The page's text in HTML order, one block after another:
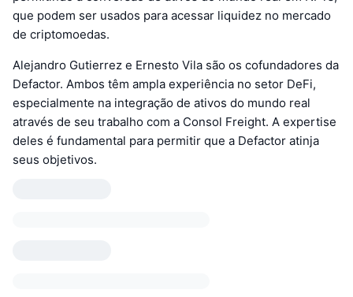
que podem ser usados para acessar liquidez no mercado
de criptomoedas.
Alejandro Gutierrez e Ernesto Vila são os cofundadores da
Defactor. Ambos têm ampla experiência no setor DeFi,
especialmente na integração de ativos do mundo real
através de seu trabalho com a Consol Freight. A expertise
deles é fundamental para permitir que a Defactor atinja
seus objetivos.